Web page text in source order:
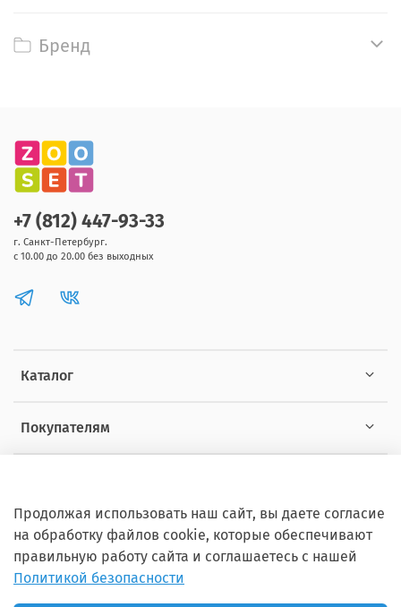
Бренд
Каталог
Покупателям
+7 (812) 447-93-33
г. Санкт-Петербург.
с 10.00 до 20.00 без выходных
Продолжая использовать наш сайт, вы даете согласие
на обработку файлов cookie, которые обеспечивают
правильную работу сайта и соглашаетесь с нашей
Политикой безопасности